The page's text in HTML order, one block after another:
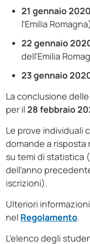
21 gennaio 2020
l’Emilia
22 gennaio
dell’Emilia
23 gennaio
La conclusione
per il 28 febbraio
Le prove individuali
domande a risposta
su temi di statistica
dell’anno
iscrizioni).
Ulteriori
nel Regolamento.
L’elenco degli